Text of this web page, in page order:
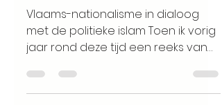
Vlaams-nationalisme in dialoog
met de politieke islam Toen ik vorig
jaar rond deze tijd een reeks van